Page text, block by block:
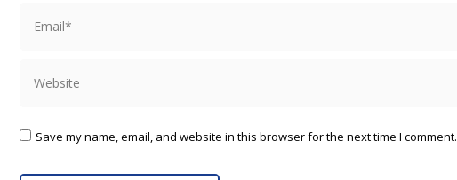
Save my name, email, and website in this browser for the next time I comment.